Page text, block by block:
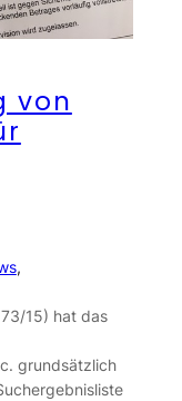
von
15) hat das
grundsätzlich